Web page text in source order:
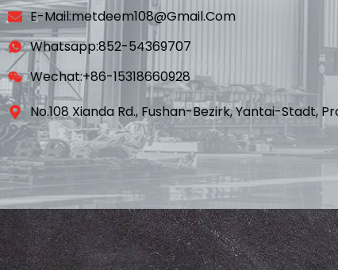
E-Mail:metdeem108@gmail.com
Whatsapp:852-54369707
Wechat:+86-15318660928
No.108 Xianda Rd., Fushan-Bezirk, Yantai-Stadt,